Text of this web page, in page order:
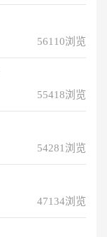
56110浏览
55418浏览
54281浏览
47134浏览